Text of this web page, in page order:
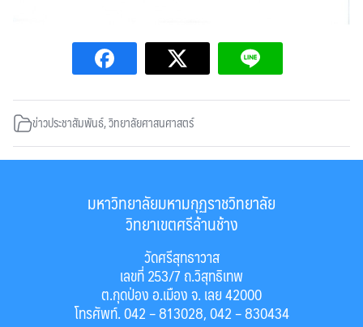
ข่าวประชาสัมพันธ์,วิทยาลัยศาสนศาสตร์
มหาวิทยาลัยมหามกุฏราชวิทยาลัย
วิทยาเขตศรีล้านช้าง
วัดศรีสุทธาวาส
เลขที่ 253/7 ถ.วิสุทธิเทพ
ต.กุดป่อง อ.เมือง จ. เลย 42000
โทรศัพท์. 042 – 813028, 042 – 830434